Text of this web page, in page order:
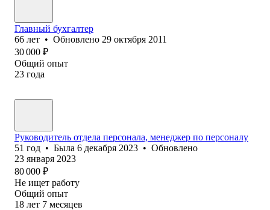
Главный бухгалтер
66 лет • Обновлено 29 октября 2011
30 000 ₽
Общий опыт
23 года
Руководитель отдела персонала, менеджер по персоналу
51 год • Была 6 декабря 2023 • Обновлено
23 января 2023
80 000 ₽
Не ищет работу
Общий опыт
18 лет 7 месяцев